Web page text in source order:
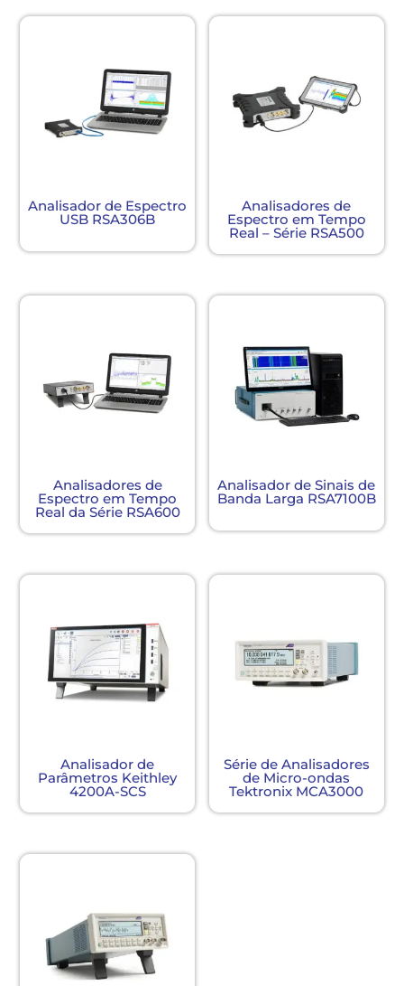
Analisador de Espectro
USB RSA306B
Analisadores de
Espectro em Tempo
Real – Série RSA500
Analisadores de
Espectro em Tempo
Real da Série RSA600
Analisador de Sinais de
Banda Larga RSA7100B
Analisador de
Parâmetros Keithley
4200A-SCS
Série de Analisadores
de Micro-ondas
Tektronix MCA3000